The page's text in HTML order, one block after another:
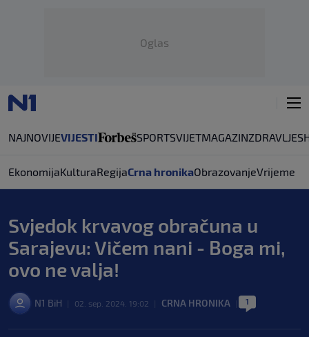
Oglas
NAJNOVIJEVIJESTI SPORTSVIJETMAGAZINZDRAVLJE
EkonomijaKulturaRegijaCrna hronikaObrazovanjeVrijeme
Svjedok krvavog obračuna u
Sarajevu: Vičem nani - Boga mi,
ovo ne valja!
N1 BiH 02. sep. 2024. 19:02 CRNA HRONIKA 1